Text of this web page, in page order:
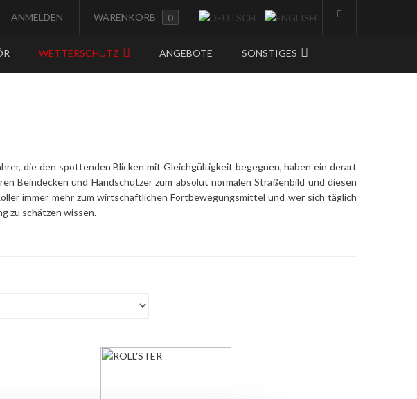
ANMELDEN WARENKORB 0
WETTERSCHUTZ ANGEBOTE SONSTIGES
die den spottenden Blicken mit Gleichgültigkeit begegnen, haben ein derart
Beindecken und Handschützer zum absolut normalen Straßenbild und diesen
immer mehr zum wirtschaftlichen Fortbewegungsmittel und wer sich täglich
zu schätzen wissen.